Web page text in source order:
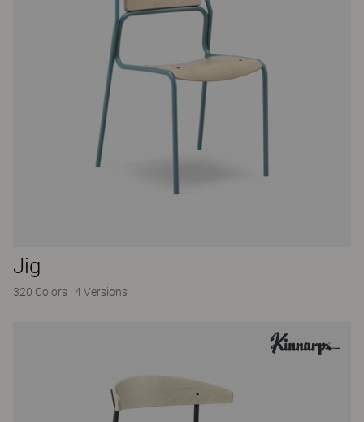
Jig
320 Colors | 4 Versions